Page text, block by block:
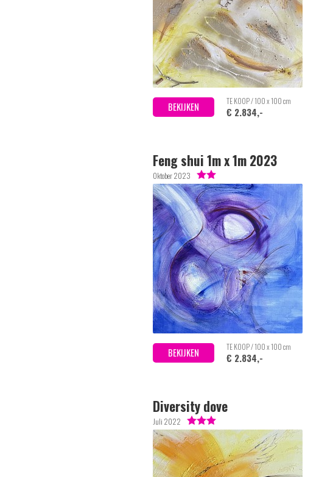
BEKIJKEN TE KOOP / 100 x 100 cm
€ 2.834,-
Oktober 2023
BEKIJKEN TE KOOP / 100 x 100 cm
€ 2.834,-
Feng shui 1m x 1m 2023
Juli 2022
Diversity dove